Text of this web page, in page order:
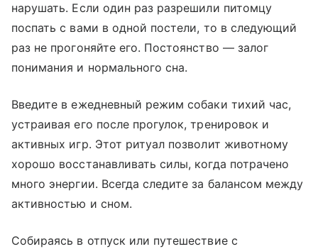
нарушать. Если один раз разрешили питомцу
поспать с вами в одной постели, то в следующий
раз не прогоняйте его. Постоянство — залог
понимания и нормального сна.
Введите в ежедневный режим собаки тихий час,
устраивая его после прогулок, тренировок и
активных игр. Этот ритуал позволит животному
хорошо восстанавливать силы, когда потрачено
много энергии. Всегда следите за балансом между
активностью и сном.
Собираясь в отпуск или путешествие с